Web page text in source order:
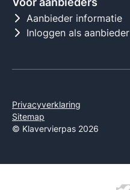
Aanbieder informatie
Inloggen als aanbieder
Privacyverklaring
Sitemap
© Klavervierpas 2026